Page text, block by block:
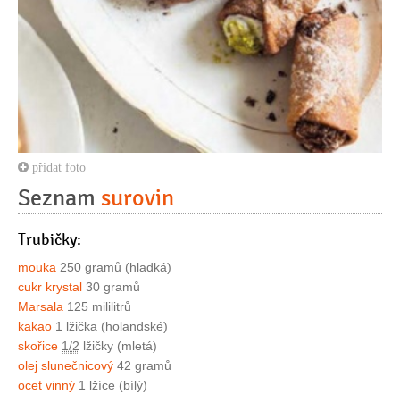
přidat foto
Seznam surovin
Trubičky:
mouka 250 gramů (hladká)
cukr krystal 30 gramů
Marsala 125 mililitrů
kakao 1 lžička (holandské)
skořice 1/2 lžičky (mletá)
olej slunečnicový 42 gramů
ocet vinný 1 lžíce (bílý)